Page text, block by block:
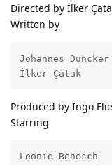
Directed by İlker
Written by
Johannes
İlker Çatak
Produced by Ingo
Starring
Leonie Benesch